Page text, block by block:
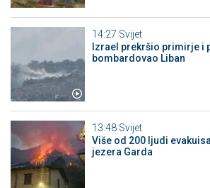
14:27 Svijet
Izrael prekršio primirje i
bombardovao Liban
13:48 Svijet
Više od 200 ljudi
jezera Garda